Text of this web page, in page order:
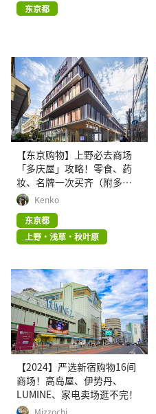
东京都
【东京购物】上野必去商场
「多庆屋」攻略！零食、药
妆、名牌一次买齐（附多
2025庆屋优惠券）
Kenko
东京都
上野・浅草・秋叶原
【2024】严选新宿购物16间
商场！高岛屋、伊势丹、
LUMINE、家电卖场逛不完！
Mizzochi